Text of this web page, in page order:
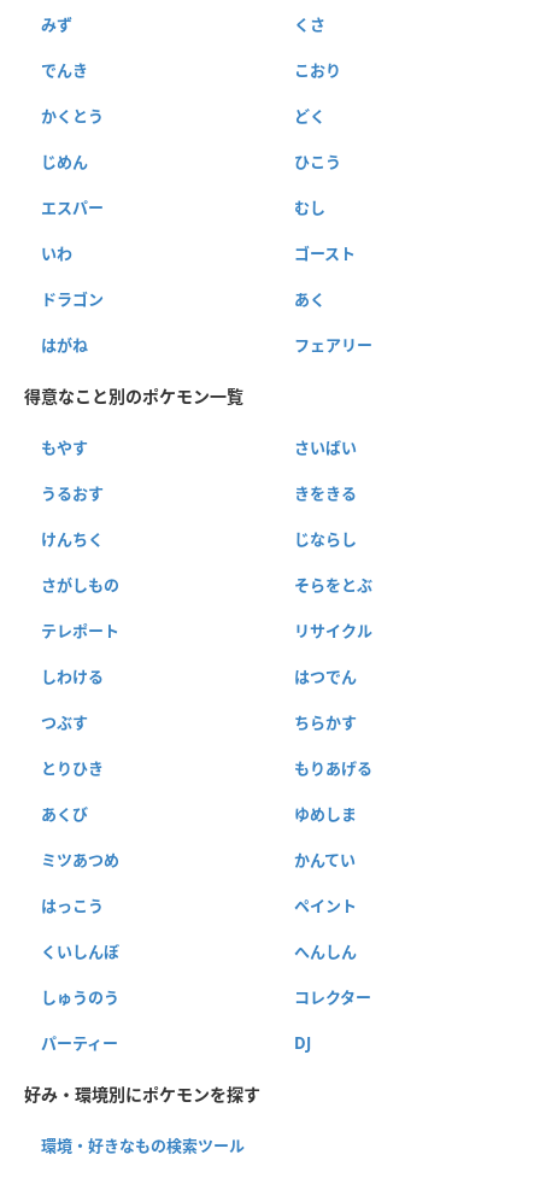
みず くさ
でんき こおり
かくとう どく
じめん ひこう
エスパー むし
いわ ゴースト
ドラゴン あく
はがね フェアリー
得意なこと別のポケモン一覧
もやす さいばい
うるおす きをきる
けんちく じならし
さがしもの そらをとぶ
テレポート リサイクル
しわける はつでん
つぶす ちらかす
とりひき もりあげる
あくび ゆめしま
ミツあつめ かんてい
はっこう ペイント
くいしんぼ へんしん
しゅうのう コレクター
パーティー DJ
好み・環境別にポケモンを探す
環境・好きなもの検索ツール